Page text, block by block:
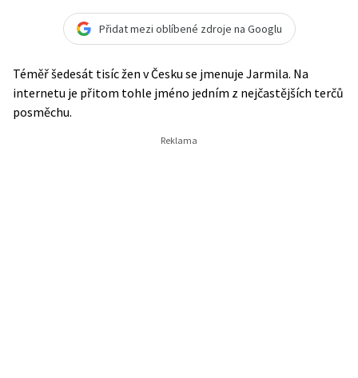
Přidat mezi oblíbené zdroje na Googlu
Téměř šedesát tisíc žen v Česku se jmenuje Jarmila. Na
internetu je přitom tohle jméno jedním z nejčastějších terčů
posměchu.